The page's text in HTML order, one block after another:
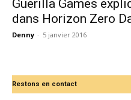
Guerilla Games
dans Horizon Zero
Denny - 5 janvier 2016
Restons en contact